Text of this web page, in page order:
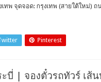
เทพ จุดจอด: กรุงเทพ (สายใต้ใหม่)
Pinterest
บี่ | จองตั๋วรถทัวร์ เส้น